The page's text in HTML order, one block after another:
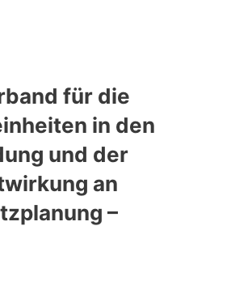
für die
in den
und der
an
–